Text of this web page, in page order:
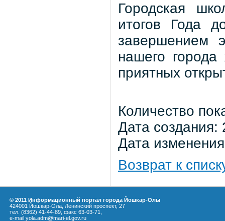
Городская
итогов Года
завершением
нашего
приятных
Количество
Дата
Дата
Возврат к
© 2011 Информационный портал города Йошкар-Олы
424001 Йошкар-Ола, Ленинский проспект, 27
тел. (8362) 41-44-89, факс 63-03-71,
e-mail yola.adm@mari-el.gov.ru